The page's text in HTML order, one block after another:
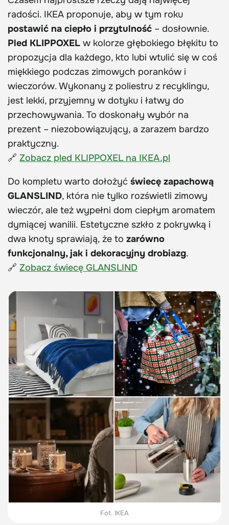
radości. IKEA proponuje, aby w tym roku
postawić na ciepło i przytulność – dosłownie.
Pled KLIPPOXEL w kolorze głębokiego błękitu to
propozycja dla każdego, kto lubi wtulić się w coś
miękkiego podczas zimowych poranków i
wieczorów. Wykonany z poliestru z recyklingu,
jest lekki, przyjemny w dotyku i łatwy do
przechowywania. To doskonały wybór na
prezent – niezobowiązujący, a zarazem bardzo
praktyczny.
🔗 Zobacz pled KLIPPOXEL na IKEA.pl
Do kompletu warto dołożyć świecę zapachową
GLANSLIND, która nie tylko rozświetli zimowy
wieczór, ale też wypełni dom ciepłym aromatem
dymiącej wanilii. Estetyczne szkło z pokrywką i
dwa knoty sprawiają, że to zarówno
funkcjonalny, jak i dekoracyjny drobiazg.
🔗 Zobacz świecę GLANSLIND
Fot. IKEA